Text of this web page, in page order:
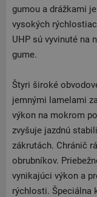
gumou a drážkami
vysokých
UHP sú vyvinuté na
gume.
Štyri široké
jemnými lamelami
výkon na mokrom
zvyšuje jazdnú
zákrutách. Chránič
obrubníkov.
vynikajúci výkon a
rýchlosti. Špeciálna